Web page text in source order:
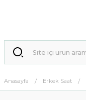
Anasayfa Erkek Saat